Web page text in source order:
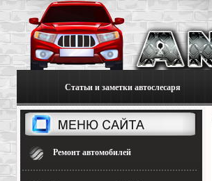
Статьи и заметки автослесаря
Ремонт автомобилей